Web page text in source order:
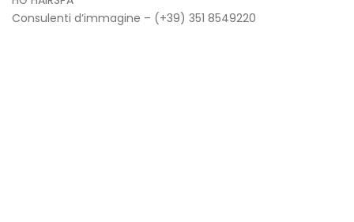
Consulenti d’immagine – (+39) 351 8549220